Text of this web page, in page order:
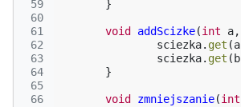
59
60
61
62
63
64
65
66
}
void addScizke(int a,
sciezka. get (a
sciezka. get ( b
}
void zmniejszanie(int